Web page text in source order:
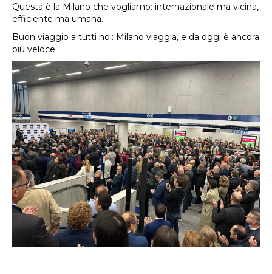
Questa è la Milano che vogliamo: internazionale ma vicina,
efficiente ma umana.
Buon viaggio a tutti noi: Milano viaggia, e da oggi è ancora
più veloce.